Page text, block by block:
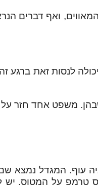
ואף דברים
לנסות זאת ברגע
משפט אחד חזר
עוף. המגדל נמצא
טרמפ על המטוס. יש